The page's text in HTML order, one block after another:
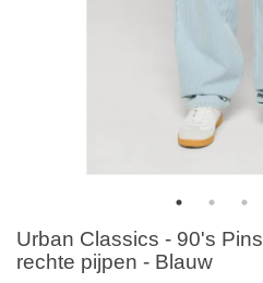
Urban Classics - 90's
rechte pijpen - Blauw